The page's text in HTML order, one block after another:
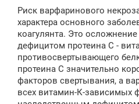
Риск варфаринового
характера основного
коагулянта. Это
дефицитом протеина С -
противосвертывающего
протеина С значительно
факторов свертывания, а
всех витамин-К-зависимых